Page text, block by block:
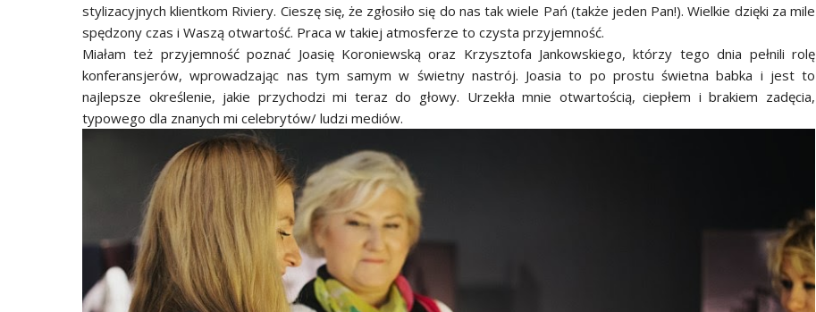
stylizacyjnych klientkom Riviery. Cieszę się, że zgłosiło się do nas tak wiele Pań (także jeden Pan!). Wielkie dzięki za mile
spędzony czas i Waszą otwartość. Praca w takiej atmosferze to czysta przyjemność.
Miałam też przyjemność poznać Joasię Koroniewską oraz Krzysztofa Jankowskiego, którzy tego dnia pełnili rolę
konferansjerów, wprowadzając nas tym samym w świetny nastrój. Joasia to po prostu świetna babka i jest to
najlepsze określenie, jakie przychodzi mi teraz do głowy. Urzekła mnie otwartością, ciepłem i brakiem zadęcia,
typowego dla znanych mi celebrytów/ ludzi mediów.